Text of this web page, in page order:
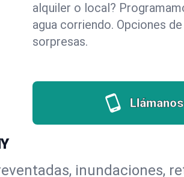
alquiler o local?
agua corriendo. Opciones
sorpresas.
inundaciones,